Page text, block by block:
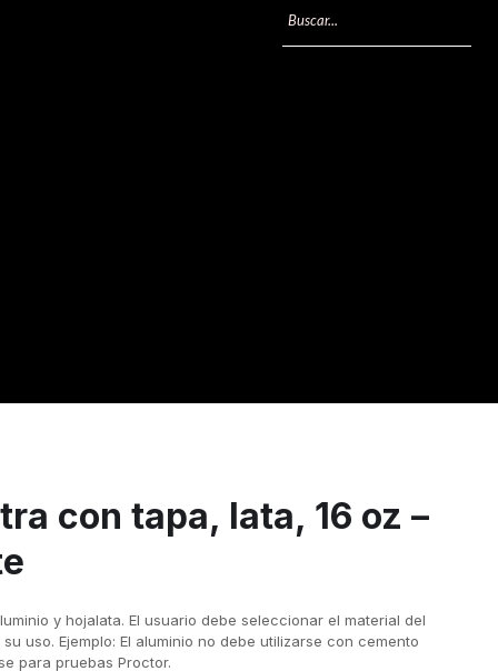
con tapa, lata, 16 oz –
y hojalata. El usuario debe seleccionar el material del
uso. Ejemplo: El aluminio no debe utilizarse con cemento
para pruebas Proctor.